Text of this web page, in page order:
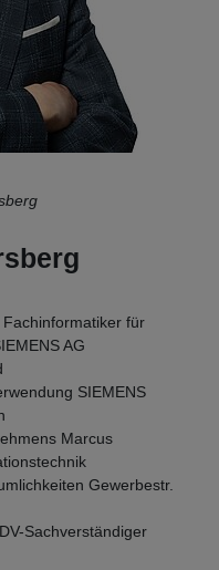
für
AG
SIEMENS
Marcus
Gewerbestr.
Sachverständiger